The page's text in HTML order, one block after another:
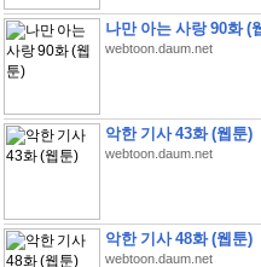
나만 아는 사랑 90화 (
webtoon.daum.net
악한 기사 43화 (웹툰)
webtoon.daum.net
악한 기사 48화 (웹툰)
webtoon.daum.net